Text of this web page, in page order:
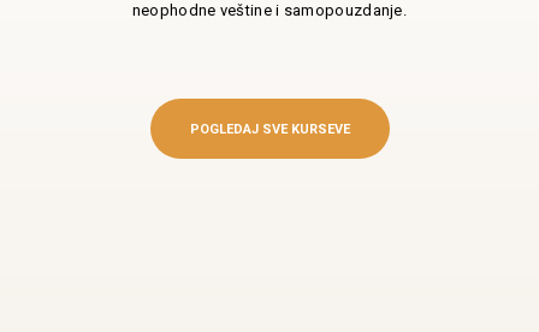
neophodne veštine i samopouzdanje.
POGLEDAJ SVE KURSEVE